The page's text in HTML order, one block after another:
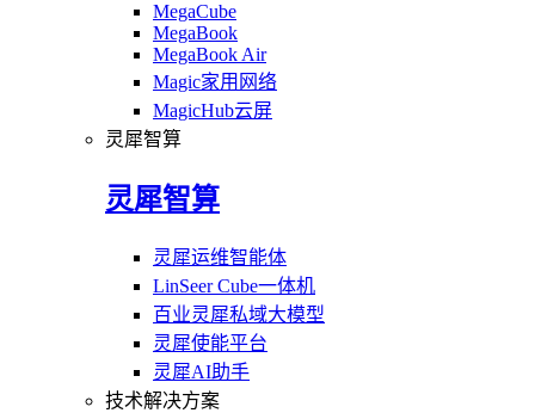
MegaCube
MegaBook
MegaBook Air
Magic家用网络
MagicHub云屏
灵犀智算
灵犀智算
灵犀运维智能体
LinSeer Cube一体机
百业灵犀私域大模型
灵犀使能平台
灵犀AI助手
技术解决方案